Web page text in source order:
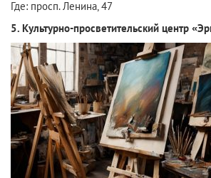
Где: просп. Ленина, 47
5. Культурно-просветительский центр